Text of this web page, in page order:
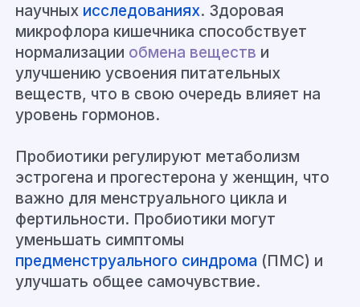
научных исследованиях. Здоровая
микрофлора кишечника способствует
нормализации обмена веществ и
улучшению усвоения питательных
веществ, что в свою очередь влияет на
уровень гормонов.
Пробиотики регулируют метаболизм
эстрогена и прогестерона у женщин, что
важно для менструального цикла и
фертильности. Пробиотики могут
уменьшать симптомы
предменструального синдрома (ПМС) и
улучшать общее самочувствие.